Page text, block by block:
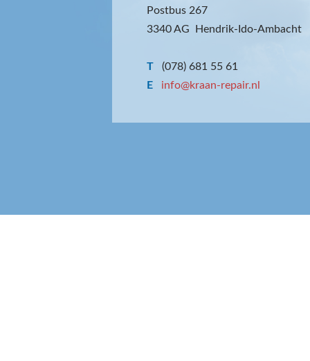
Postbus 267
3340 AG Hendrik-Ido-Ambacht
T
(078) 681 55 61
E
info@kraan-repair.nl